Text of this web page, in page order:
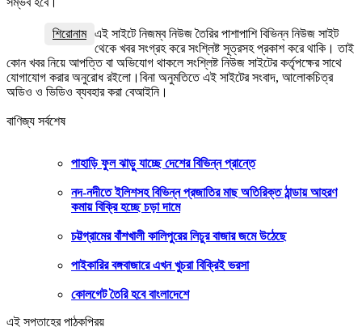
শিরোনাম এই সাইটে নিজম্ব নিউজ তৈরির পাশাপাশি বিভিন্ন নিউজ সাইট
থেকে খবর সংগ্রহ করে সংশ্লিষ্ট সূত্রসহ প্রকাশ করে থাকি। তাই
কোন খবর নিয়ে আপত্তি বা অভিযোগ থাকলে সংশ্লিষ্ট নিউজ সাইটের কর্তৃপক্ষের সাথে
যোগাযোগ করার অনুরোধ রইলো।বিনা অনুমতিতে এই সাইটের সংবাদ, আলোকচিত্র
অডিও ও ভিডিও ব্যবহার করা বেআইনি।
বাণিজ্য সর্বশেষ
পাহাড়ি ফুল ঝাড়ু যাচ্ছে দেশের বিভিন্ন প্রান্তে
নদ-নদীতে ইলিশসহ বিভিন্ন প্রজাতির মাছ অতিরিক্ত ঠান্ডায় আহরণ
কমায় বিক্রি হচ্ছে চড়া দামে
চট্টগ্রামের বাঁশখালী কালিপুরের লিচুর বাজার জমে উঠেছে
পাইকারির বঙ্গবাজারে এখন খুচরা বিক্রিই ভরসা
কোলগেট তৈরি হবে বাংলাদেশে
এই সপ্তাহের পাঠকপ্রিয়